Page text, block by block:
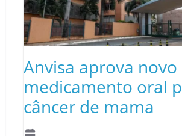
Anvisa aprova novo
medicamento oral
câncer de mama